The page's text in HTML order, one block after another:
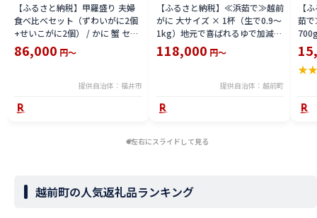
【ふるさと納税】甲羅盛り 夫婦
食べ比べセット（ずわいがに2個
+せいこがに2個） / かに 蟹 セイ
コ ずわい ズワイ 内子 外子 国産
冷凍 冬 冬の味覚 珍味 グルメ 国
86,000 円～
提供自治体：福井市
【ふるさと納税】≪浜茹で≫越前
がに 大サイズ × 1杯（生で0.9〜
1kg）地元で喜ばれるゆで加減・
塩加減で越前の港から直送！【雄
ズワイガニ ずわいがに 越前ガニ
送分】希望日指定可 備考欄に希
x004_02]
118,000 円～
提供自治体：越前町
【
茹
付
ボ
分
★
左右にスライドして見る
越前町の人気返礼品ランキング